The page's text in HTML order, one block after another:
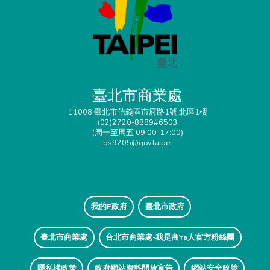
臺北市商業處
11008 臺北市信義區市府路1號 北區1樓
(02)2720-8889#6503
(周一至周五 09:00-17:00)
bs9205@gov.taipei
我的E政府 臺北市政府
臺北市商業處 台北市商業處-我是商Ya人官方粉絲團